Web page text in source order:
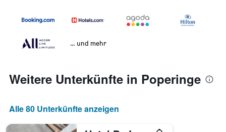
… und mehr
Weitere Unterkünfte in Poperinge
Alle 80 Unterkünfte anzeigen